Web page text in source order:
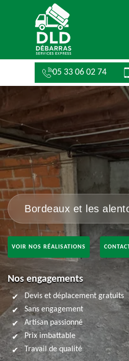
05 33 06 02 74
Bordeaux et les
VOIR NOS RÉALISATIONS
Nos engagements
Devis et déplacement gratuits
Sans engagement
Artisan passionné
Prix imbattable
Travail de qualité